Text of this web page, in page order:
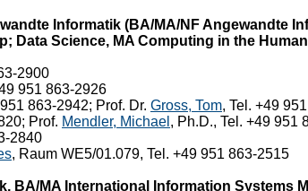
Informatik (BA/MA/NF Angewandte
Data Science, MA Computing in the
2900
951 863-2926
863-2942; Prof. Dr. Gross, Tom, Tel. +49
Prof. Mendler, Michael , Ph.D., Tel. +49 951
2840
, Raum WE5/01.079, Tel. +49 951 863-2515
BA/MA International Information Systems